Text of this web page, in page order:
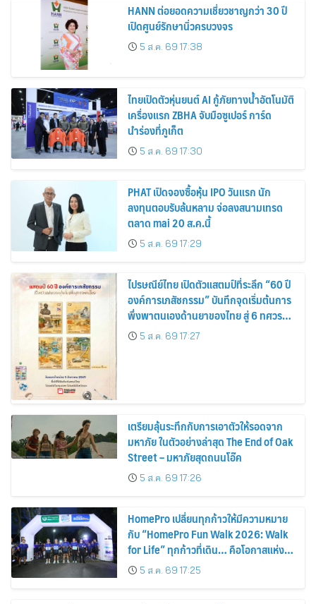
HANN ต่อยอดความเชี่ยวชาญกว่า 30 ปี
เปิดศูนย์รักษานิ่วครบวงจร
5 ส.ค. 69 17:38
ไทยเปิดตัวหุ่นยนต์ AI กู้ภัยทางน้ำอัตโนมัติ
เครื่องแรก ZBHA จับมือซูเปอร์ การ์ด
นำร่องที่ภูเก็ต
5 ส.ค. 69 17:30
PHAT เปิดจองซื้อหุ้น IPO วันแรก นัก
ลงทุนตอบรับล้นหลาม จ่อลงสนามเทรด
ตลาด mai 20 ส.ค.นี้
5 ส.ค. 69 17:29
ไปรษณีย์ไทย เปิดตัวแสตมป์ที่ระลึก “60 ปี
องค์การเภสัชกรรม” บันทึกจุดเริ่มต้นการ
พึ่งพาตนเองด้านยาของไทย สู่ 6 ทศวรรษ
แห่งการพัฒนาสุขภาพคนไทย
5 ส.ค. 69 17:27
เตรียมลุ้นระทึกกับการเอาตัวให้รอดจาก
มหาภัย ในตัวอย่างล่าสุด The End of Oak
Street – มหาภัยสุดถนนโอ๊ค
5 ส.ค. 69 17:26
HomePro เปลี่ยนทุกก้าวให้มีความหมาย
กับ “HomePro Fun Walk 2026: Walk
for Life” ทุกก้าวที่เดิน… คือโอกาสแห่ง
การมีชีวิต
5 ส.ค. 69 17:25